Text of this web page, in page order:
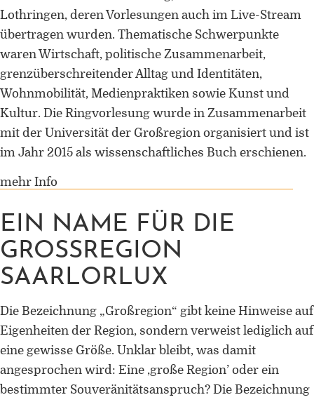
Lothringen, deren Vorlesungen auch im Live-Stream
übertragen wurden. Thematische Schwerpunkte
waren Wirtschaft, politische Zusammenarbeit,
grenzüberschreitender Alltag und Identitäten,
Wohnmobilität, Medienpraktiken sowie Kunst und
Kultur. Die Ringvorlesung wurde in Zusammenarbeit
mit der Universität der Großregion organisiert und ist
im Jahr 2015 als wissenschaftliches Buch erschienen.
mehr Info
EIN NAME FÜR DIE
GROSSREGION S
AARLORLUX
Die Bezeichnung „Großregion“ gibt keine Hinweise auf
Eigenheiten der Region, sondern verweist lediglich auf
eine gewisse Größe. Unklar bleibt, was damit
angesprochen wird: Eine ‚große Region’ oder ein
bestimmter Souveränitätsanspruch? Die Bezeichnung